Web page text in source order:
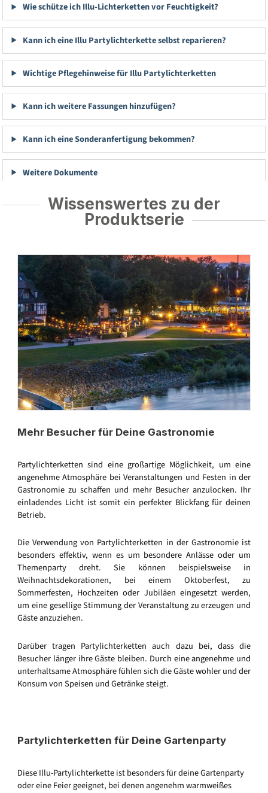
Wie schütze ich Illu-Lichterketten vor Feuchtigkeit?
Kann ich eine Illu Partylichterkette selbst reparieren?
Wichtige Pflegehinweise für Illu Partylichterketten
Kann ich weitere Fassungen hinzufügen?
Kann ich eine Sonderanfertigung bekommen?
Weitere Dokumente
Wissenswertes zu der
Produktserie
Mehr Besucher für Deine Gastronomie
Partylichterketten sind eine großartige Möglichkeit, um eine
angenehme Atmosphäre bei Veranstaltungen und Festen in der
Gastronomie zu schaffen und mehr Besucher anzulocken. Ihr
einladendes Licht ist somit ein perfekter Blickfang für deinen
Betrieb.
Die Verwendung von Partylichterketten in der Gastronomie ist
besonders effektiv, wenn es um besondere Anlässe oder um
Themenparty dreht. Sie können beispielsweise in
Weihnachtsdekorationen, bei einem Oktoberfest, zu
Sommerfesten, Hochzeiten oder Jubiläen eingesetzt werden,
um eine gesellige Stimmung der Veranstaltung zu erzeugen und
Gäste anzuziehen.
Darüber tragen Partylichterketten auch dazu bei, dass die
Besucher länger ihre Gäste bleiben. Durch eine angenehme und
unterhaltsame Atmosphäre fühlen sich die Gäste wohler und der
Konsum von Speisen und Getränke steigt.
Partylichterketten für Deine Gartenparty
Diese Illu-Partylichterkette ist besonders für deine Gartenparty
oder eine Feier geeignet, bei denen angenehm warmweißes